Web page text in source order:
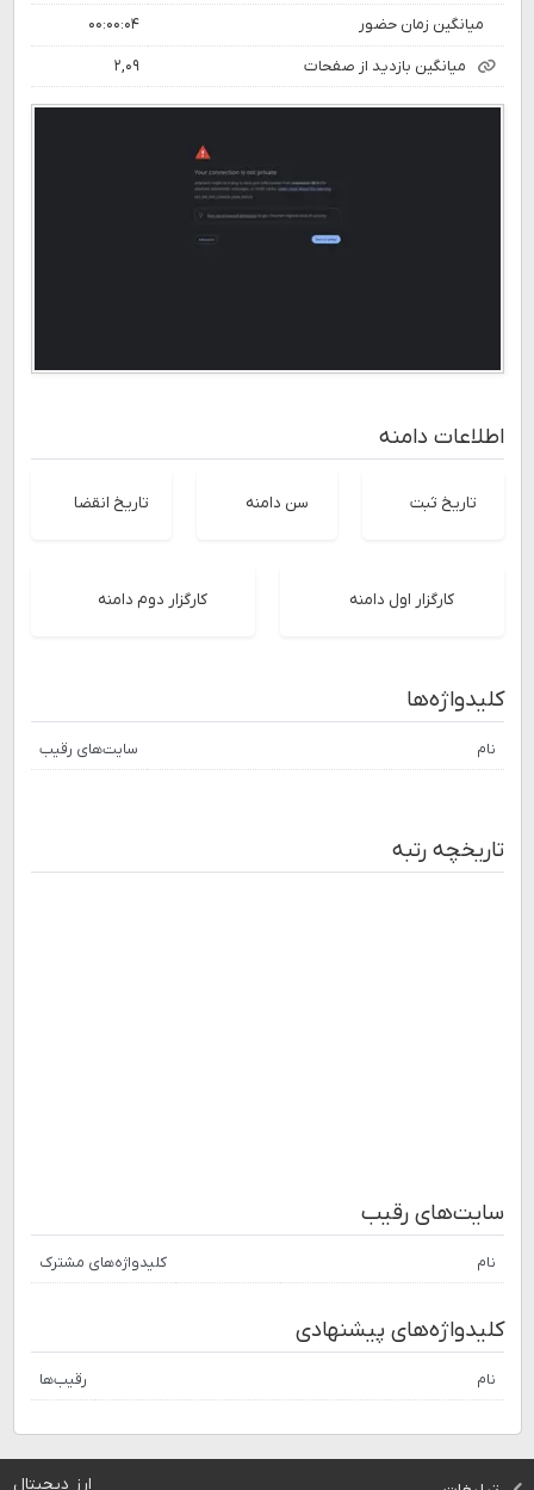
میانگین زمان حضور ۰۰:۰۰:۰۴
میانگین بازدید از صفحات ۲,۰۹
اطلاعات دامنه
تاریخ ثبت سن دامنه تاریخ انقضا
کارگزار اول دامنه کارگزار دوم دامنه
کلیدواژه‌ها
نام سایت‌های رقیب
تاریخچه رتبه
سایت‌های رقیب
نام کلیدواژه‌های مشترک
کلیدواژه‌های پیشنهادی
نام رقیب‌ها
ارز دیجیتال